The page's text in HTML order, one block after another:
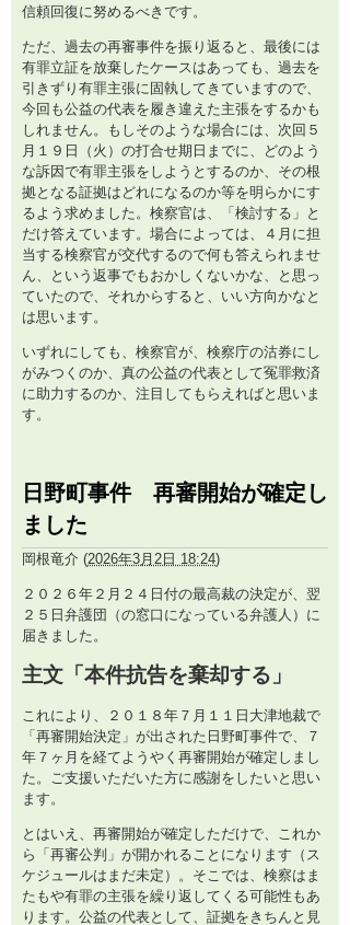
信頼回復に努めるべきです。
ただ、過去の再審事件を振り返ると、最後には
有罪立証を放棄したケースはあっても、過去を
引きずり有罪主張に固執してきていますので、
今回も公益の代表を履き違えた主張をするかも
しれません。もしそのような場合には、次回５
月１９日（火）の打合せ期日までに、どのよう
な訴因で有罪主張をしようとするのか、その根
拠となる証拠はどれになるのか等を明らかにす
るよう求めました。検察官は、「検討する」と
だけ答えています。場合によっては、４月に担
当する検察官が交代するので何も答えられませ
ん、という返事でもおかしくないかな、と思っ
ていたので、それからすると、いい方向かなと
は思います。
いずれにしても、検察官が、検察庁の沽券にし
がみつくのか、真の公益の代表として冤罪救済
に助力するのか、注目してもらえればと思いま
す。
日野町事件 再審開始が確定し
ました
岡根竜介 (2026年3月2日 18:24)
２０２６年２月２４日付の最高裁の決定が、翌
２５日弁護団（の窓口になっている弁護人）に
届きました。
主文「本件抗告を棄却する」
これにより、２０１８年７月１１日大津地裁で
「再審開始決定」が出された日野町事件で、７
年７ヶ月を経てようやく再審開始が確定しまし
た。ご支援いただいた方に感謝をしたいと思い
ます。
とはいえ、再審開始が確定しただけで、これか
ら「再審公判」が開かれることになります（ス
ケジュールはまだ未定）。そこでは、検察はま
たもや有罪の主張を繰り返してくる可能性もあ
ります。公益の代表として、証拠をきちんと見